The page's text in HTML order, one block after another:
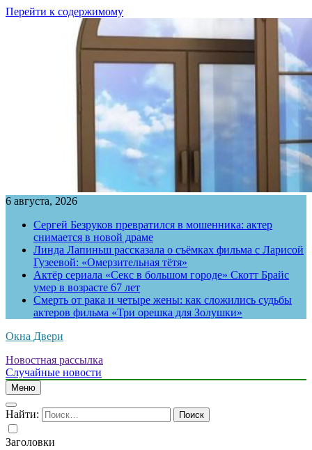
Перейти к содержимому
6 августа, 2026
Сергей Безруков превратился в мошенника: актер
снимается в новой драме
Линда Лапиньш рассказала о съёмках фильма с Ларисой
Гузеевой: «Омерзительная тётя»
Актёр сериала «Секс в большом городе» Скотт Брайс
умер в возрасте 67 лет
Смерть от рака и четыре жены: как сложились судьбы
актеров фильма «Три орешка для Золушки»
Окна Двери
Новостная рассылка
Случайные новости
Меню
Найти:
Заголовки